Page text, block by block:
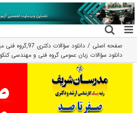
رفتن
به
محتوا
صفحه اصلی دانلود سؤالات دکتری 97 ,گروه فنی
دانلود سؤالات زبان عمومی گروه فنی و مهندسی کنکور